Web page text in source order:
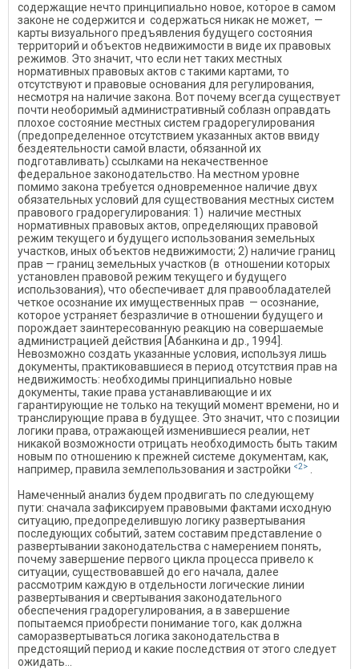
содержащие нечто принципиально новое, которое в самом
законе не содержится и содержаться никак не может, —
карты визуального предъявления будущего состояния
территорий и объектов недвижимости в виде их правовых
режимов. Это значит, что если нет таких местных
нормативных правовых актов с такими картами, то
отсутствуют и правовые основания для регулирования,
несмотря на наличие закона. Вот почему всегда существует
почти необоримый административный соблазн оправдать
плохое состояние местных систем градорегулирования
(предопределенное отсутствием указанных актов ввиду
бездеятельности самой власти, обязанной их
подготавливать) ссылками на некачественное
федеральное законодательство. На местном уровне
помимо закона требуется одновременное наличие двух
обязательных условий для существования местных систем
правового градорегулирования: 1) наличие местных
нормативных правовых актов, определяющих правовой
режим текущего и будущего использования земельных
участков, иных объектов недвижимости; 2) наличие границ
прав — границ земельных участков (в отношении которых
установлен правовой режим текущего и будущего
использования), что обеспечивает для правообладателей
четкое осознание их имущественных прав — осознание,
которое устраняет безразличие в отношении будущего и
порождает заинтересованную реакцию на совершаемые
администрацией действия [Абанкина и др., 1994].
Невозможно создать указанные условия, используя лишь
документы, практиковавшиеся в период отсутствия прав на
недвижимость: необходимы принципиально новые
документы, такие права устанавливающие и их
гарантирующие не только на текущий момент времени, но и
транслирующие права в будущее. Это значит, что с позиции
логики права, отражающей изменившиеся реалии, нет
никакой возможности отрицать необходимость быть таким
новым по отношению к прежней системе документам, как,
например, правила землепользования и застройки <2>
Намеченный анализ будем продвигать по следующему
пути: сначала зафиксируем правовыми фактами исходную
ситуацию, предопределившую логику развертывания
последующих событий, затем составим представление о
развертывании законодательства с намерением понять,
почему завершение первого цикла процесса привело к
ситуации, существовавшей до его начала, далее
рассмотрим каждую в отдельности логические линии
развертывания и свертывания законодательного
обеспечения градорегулирования, а в завершение
попытаемся приобрести понимание того, как должна
саморазвертываться логика законодательства в
предстоящий период и какие последствия от этого следует
ожидать...